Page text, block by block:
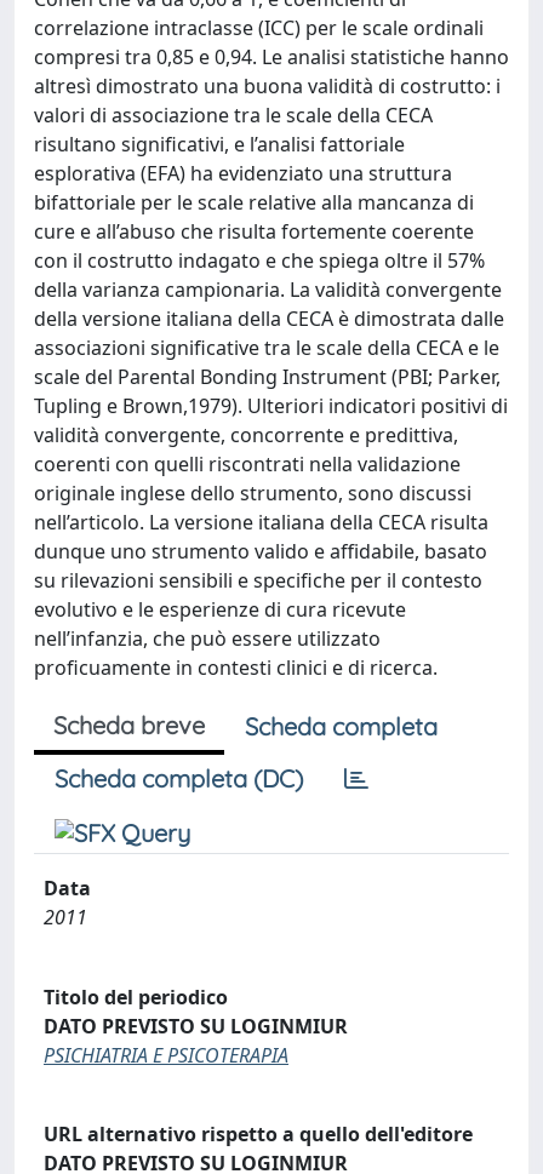
correlazione intraclasse (ICC) per le scale ordinali
compresi tra 0,85 e 0,94. Le analisi statistiche hanno
altresì dimostrato una buona validità di costrutto: i
valori di associazione tra le scale della CECA
risultano significativi, e l’analisi fattoriale
esplorativa (EFA) ha evidenziato una struttura
bifattoriale per le scale relative alla mancanza di
cure e all’abuso che risulta fortemente coerente
con il costrutto indagato e che spiega oltre il 57%
della varianza campionaria. La validità convergente
della versione italiana della CECA è dimostrata dalle
associazioni significative tra le scale della CECA e le
scale del Parental Bonding Instrument (PBI; Parker,
Tupling e Brown,1979). Ulteriori indicatori positivi di
validità convergente, concorrente e predittiva,
coerenti con quelli riscontrati nella validazione
originale inglese dello strumento, sono discussi
nell’articolo. La versione italiana della CECA risulta
dunque uno strumento valido e affidabile, basato
su rilevazioni sensibili e specifiche per il contesto
evolutivo e le esperienze di cura ricevute
nell’infanzia, che può essere utilizzato
proficuamente in contesti clinici e di ricerca.
Scheda breve
Scheda completa
Scheda completa (DC)
Data
2011
Titolo del periodico
DATO PREVISTO SU LOGINMIUR
PSICHIATRIA E PSICOTERAPIA
URL alternativo rispetto a quello dell'editore
DATO PREVISTO SU LOGINMIUR